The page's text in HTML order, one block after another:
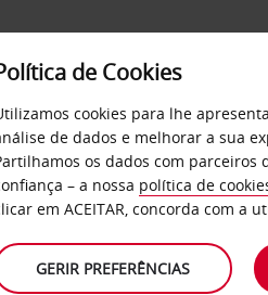
SERVIÇOS EMPRESAS
El
de Cookies
cookies para lhe
de dados e melhorar a sua
os dados com
– a nossa política de
em ACEITAR, concorda com a
GERIR PREFERÊNCIAS